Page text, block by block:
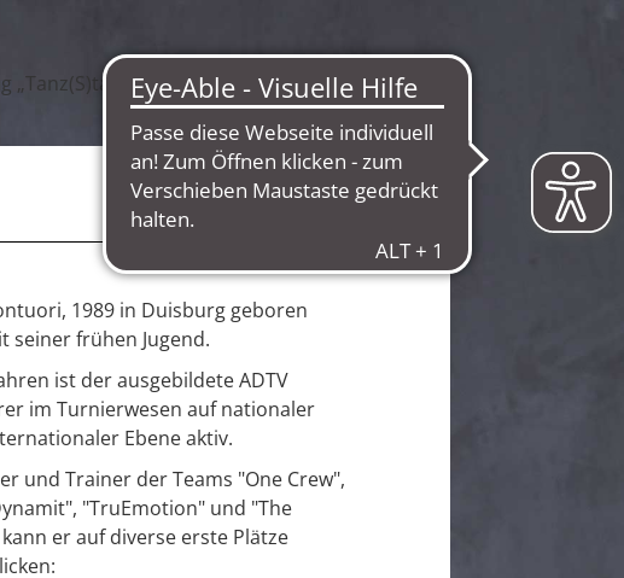
1989 in Duisburg geboren
seiner frühen Jugend.
ist der ausgebildete ADTV
im Turnierwesen auf nationaler
Ebene aktiv.
und Trainer der Teams "One Crew",
"TruEmotion" und "The
er auf diverse erste Plätze